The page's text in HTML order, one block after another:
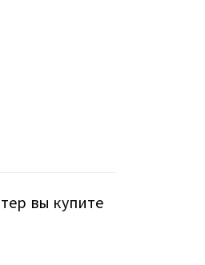
вы купите